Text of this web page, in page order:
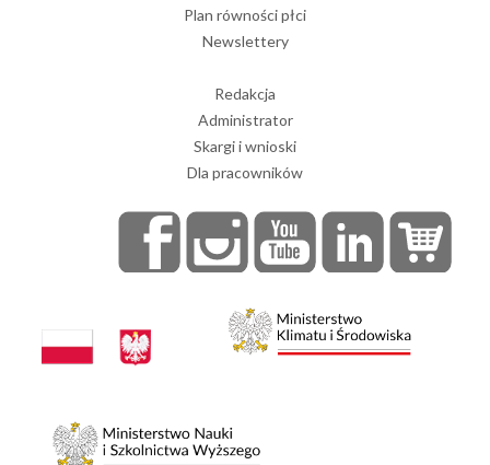
Plan równości płci
Newslettery
Redakcja
Administrator
Skargi i wnioski
Dla pracowników